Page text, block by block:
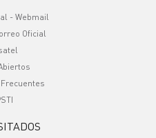
- Webmail
Oficial